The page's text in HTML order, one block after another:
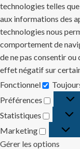
technologies telles
aux informations des
technologies nous
comportement de
de ne pas consentir
effet négatif sur
Fonctionnel
Préférences
Statistiques
Marketing
Gérer les options